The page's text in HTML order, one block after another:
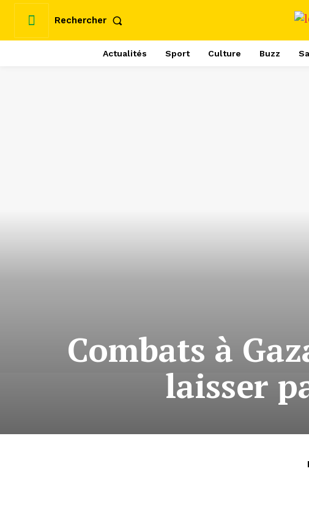
Rechercher
Actualités Sport Culture Buzz
Combats à
laisser